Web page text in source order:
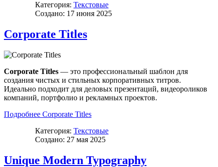
Категория: Текстовые
Создано: 17 июня 2025
Corporate Titles
Corporate Titles — это профессиональный шаблон для
создания чистых и стильных корпоративных титров.
Идеально подходит для деловых презентаций, видеороликов
компаний, портфолио и рекламных проектов.
Подробнее Corporate Titles
Категория: Текстовые
Создано: 27 мая 2025
Unique Modern Typography